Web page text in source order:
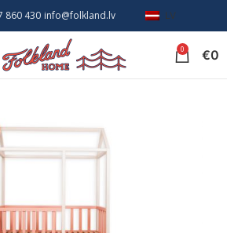
860 430 info@folkland.lv LV
0 €0